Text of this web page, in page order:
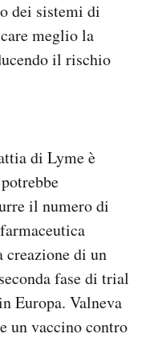
dei sistemi di
meglio la
il rischio
di Lyme è
il numero di
creazione di un
fase di trial
Europa. Valneva
un vaccino contro